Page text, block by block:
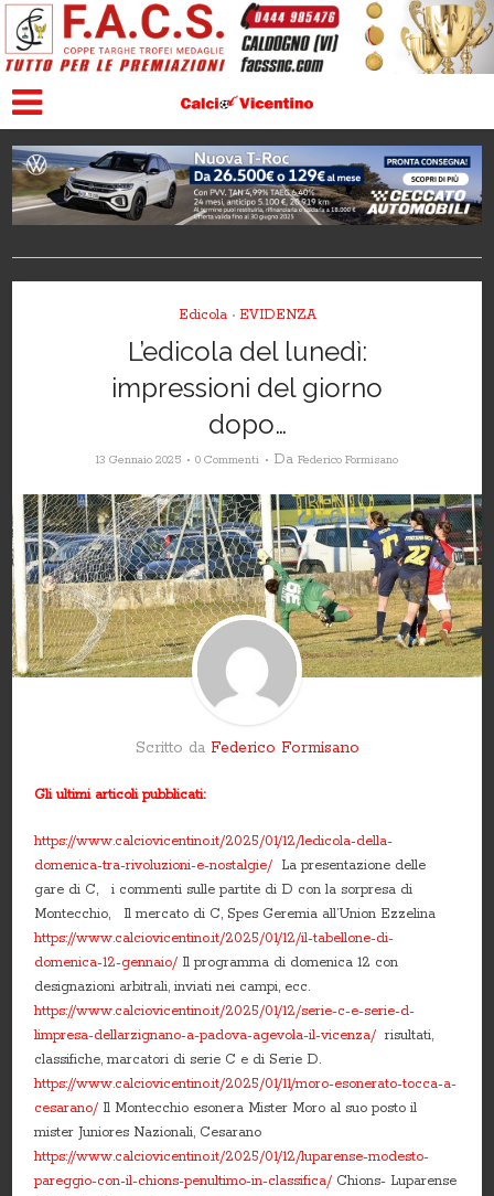
Edicola • EVIDENZA
L’edicola del lunedì:
impressioni del giorno
dopo…
13 Gennaio 2025 0 Commenti Da Federico Formisano
Scritto da Federico Formisano
Gli ultimi articoli pubblicati:
https://www.calciovicentino.it/2025/01/12/ledicola-della-
domenica-tra-rivoluzioni-e-nostalgie/ La presentazione delle
gare di C, i commenti sulle partite di D con la sorpresa di
Montecchio, Il mercato di C, Spes Geremia all’Union Ezzelina
https://www.calciovicentino.it/2025/01/12/il-tabellone-di-
domenica-12-gennaio/ Il programma di domenica 12 con
designazioni arbitrali, inviati nei campi, ecc.
https://www.calciovicentino.it/2025/01/12/serie-c-e-serie-d-
limpresa-dellarzignano-a-padova-agevola-il-vicenza/ risultati,
classifiche, marcatori di serie C e di Serie D.
https://www.calciovicentino.it/2025/01/11/moro-esonerato-tocca-a-
cesarano/ Il Montecchio esonera Mister Moro al suo posto il
mister Juniores Nazionali, Cesarano
https://www.calciovicentino.it/2025/01/12/luparense-modesto-
pareggio-con-il-chions-penultimo-in-classifica/ Chions- Luparense